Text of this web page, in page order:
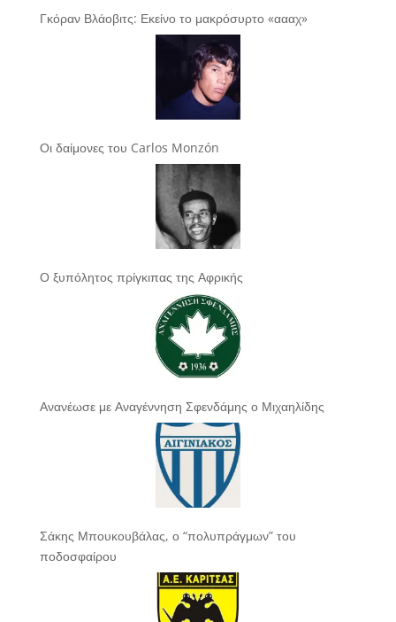
Γκόραν Βλάοβιτς: Εκείνο το μακρόσυρτο «αααχ»
Οι δαίμονες του Carlos Monzón
Ο ξυπόλητος πρίγκιπας της Αφρικής
Ανανέωσε με Αναγέννηση Σφενδάμης ο Μιχαηλίδης
Σάκης Μπουκουβάλας, ο “πολυπράγμων” του
ποδοσφαίρου